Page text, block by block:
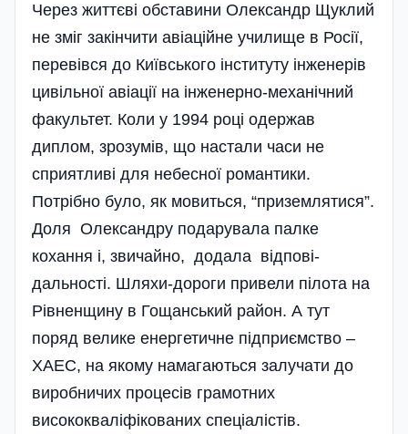
Через життєві обставини Олександр Щуклий
не зміг закінчити авіаційне училище в Росії,
перевівся до Київського інституту інженерів
цивільної авіації на інженерно-механічний
факультет. Коли у 1994 році одержав
диплом, зрозумів, що настали часи не
сприятливі для небесної романтики.
Потрібно було, як мовиться, “приземлятися”.
Доля Олександру подарувала палке
кохання і, звичайно, додала відпові­
дальності. Шляхи-дороги привели пілота на
Рівненщину в Гощанський район. А тут
поряд велике енергетичне підприємство –
ХАЕС, на якому намагаються залучати до
виробничих процесів грамотних
висококваліфікованих спеціалістів.